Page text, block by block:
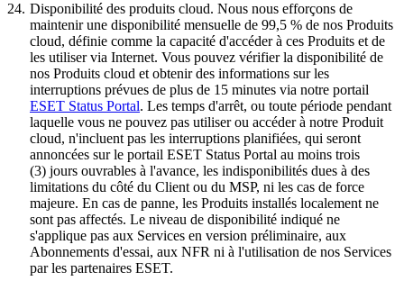
24. Disponibilité des produits cloud. Nous nous efforçons de
maintenir une disponibilité mensuelle de 99,5 % de nos Produits
cloud, définie comme la capacité d'accéder à ces Produits et de
les utiliser via Internet. Vous pouvez vérifier la disponibilité de
nos Produits cloud et obtenir des informations sur les
interruptions prévues de plus de 15 minutes via notre portail
ESET Status Portal. Les temps d'arrêt, ou toute période pendant
laquelle vous ne pouvez pas utiliser ou accéder à notre Produit
cloud, n'incluent pas les interruptions planifiées, qui seront
annoncées sur le portail ESET Status Portal au moins trois
(3) jours ouvrables à l'avance, les indisponibilités dues à des
limitations du côté du Client ou du MSP, ni les cas de force
majeure. En cas de panne, les Produits installés localement ne
sont pas affectés. Le niveau de disponibilité indiqué ne
s'applique pas aux Services en version préliminaire, aux
Abonnements d'essai, aux NFR ni à l'utilisation de nos Services
par les partenaires ESET.